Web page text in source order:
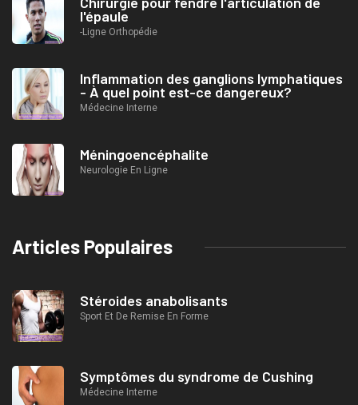
l'épaule
-Ligne Orthopédie
Inflammation des ganglions lymphatiques
- À quel point est-ce dangereux?
Médecine Interne
Méningoencéphalite
Neurologie En Ligne
Articles Populaires
Stéroides anabolisants
Sport Et De Remise En Forme
Symptômes du syndrome de Cushing
Médecine Interne